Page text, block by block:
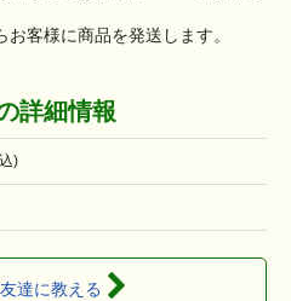
客様に商品を発送します。
詳細情報
)
達に教える